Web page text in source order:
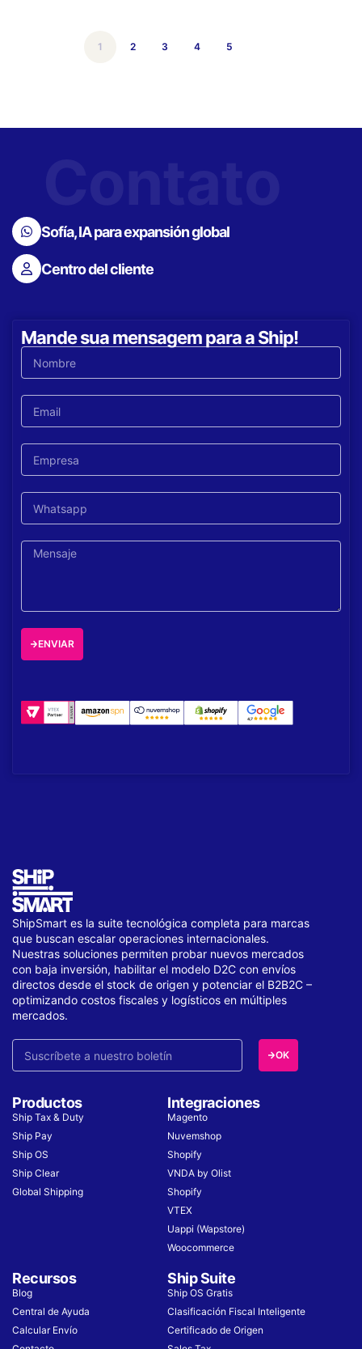
1 2 3 4 5
Sofía, IA para expansión global
Centro del cliente
Mande sua mensagem para a Ship!
ENVIAR
ShipSmart es la suite tecnológica completa para marcas
que buscan escalar operaciones internacionales.
Nuestras soluciones permiten probar nuevos mercados
con baja inversión, habilitar el modelo D2C con envíos
directos desde el stock de origen y potenciar el B2B2C –
optimizando costos fiscales y logísticos en múltiples
mercados.
OK
Productos
Ship Tax & Duty
Ship Pay
Ship OS
Ship Clear
Global Shipping
Integraciones
Magento
Nuvemshop
Shopify
VNDA by Olist
Shopify
VTEX
Uappi (Wapstore)
Woocommerce
Recursos
Blog
Central de Ayuda
Calcular Envío
Ship Suite
Ship OS Gratis
Clasificación Fiscal Inteligente
Certificado de Origen